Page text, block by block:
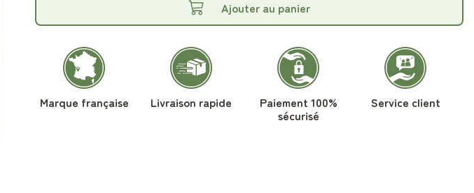
Ajouter au panier
Marque française Livraison rapide Paiement 100%
sécurisé
Service client